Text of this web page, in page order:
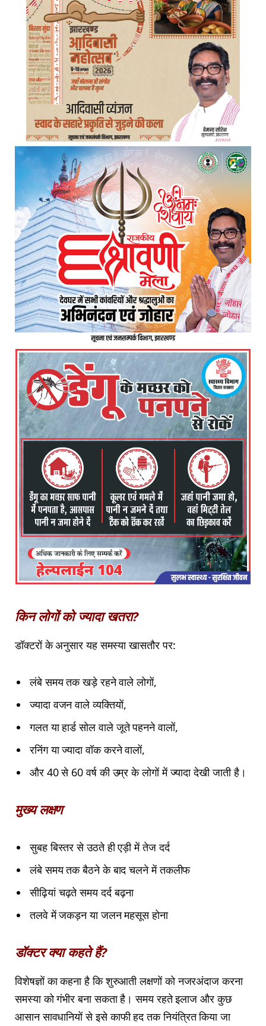
किन लोगों को ज्यादा खतरा?
डॉक्टरों के अनुसार यह समस्या खासतौर पर:
लंबे समय तक खड़े रहने वाले लोगों,
ज्यादा वजन वाले व्यक्तियों,
गलत या हार्ड सोल वाले जूते पहनने वालों,
रनिंग या ज्यादा वॉक करने वालों,
और 40 से 60 वर्ष की उम्र के लोगों में ज्यादा देखी जाती है।
मुख्य लक्षण
सुबह बिस्तर से उठते ही एड़ी में तेज दर्द
लंबे समय तक बैठने के बाद चलने में तकलीफ
सीढ़ियां चढ़ते समय दर्द बढ़ना
तलवे में जकड़न या जलन महसूस होना
डॉक्टर क्या कहते हैं?
विशेषज्ञों का कहना है कि शुरुआती लक्षणों को नजरअंदाज करना
समस्या को गंभीर बना सकता है। समय रहते इलाज और कुछ
आसान सावधानियों से इसे काफी हद तक नियंत्रित किया जा